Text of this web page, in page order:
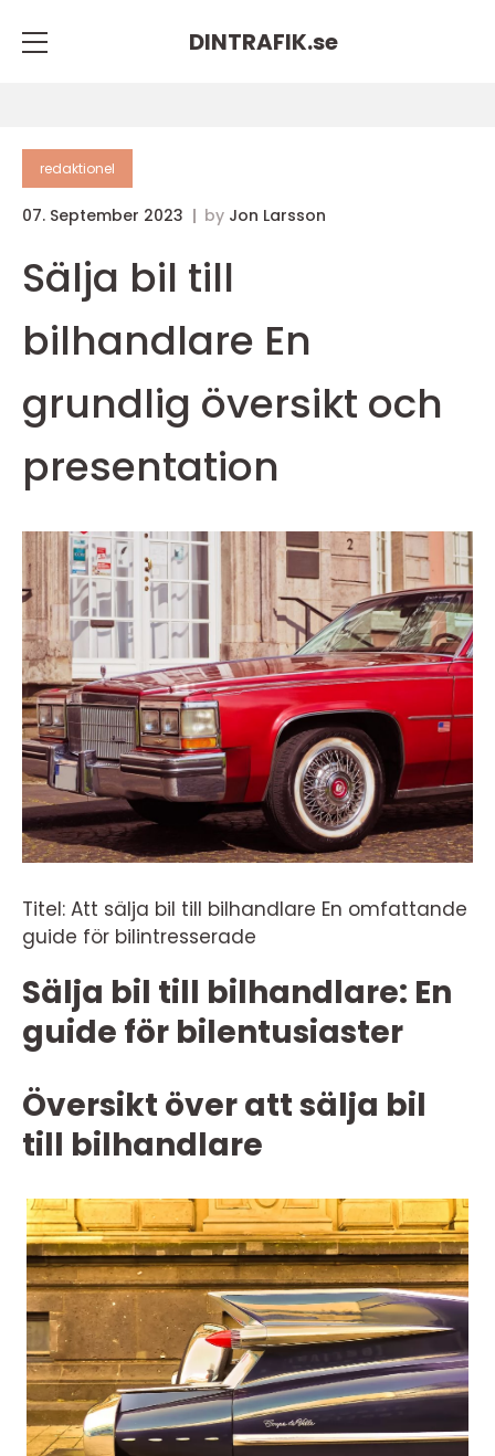
DINTRAFIK.se
redaktionel
07. September 2023 by Jon Larsson
Sälja bil till
bilhandlare En
grundlig översikt och
presentation
Titel: Att sälja bil till bilhandlare En omfattande
guide för bilintresserade
Sälja bil till bilhandlare: En
guide för bilentusiaster
Översikt över att sälja bil
till bilhandlare